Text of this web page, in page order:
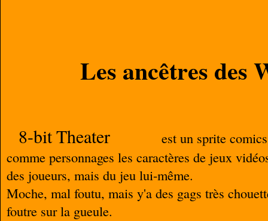
Les ancêtres des
8-bit Theater
est un sprite
comme personnages les caractères de jeux
des joueurs, mais du jeu lui-même.
Moche, mal foutu, mais y'a des gags très
foutre sur la gueule.